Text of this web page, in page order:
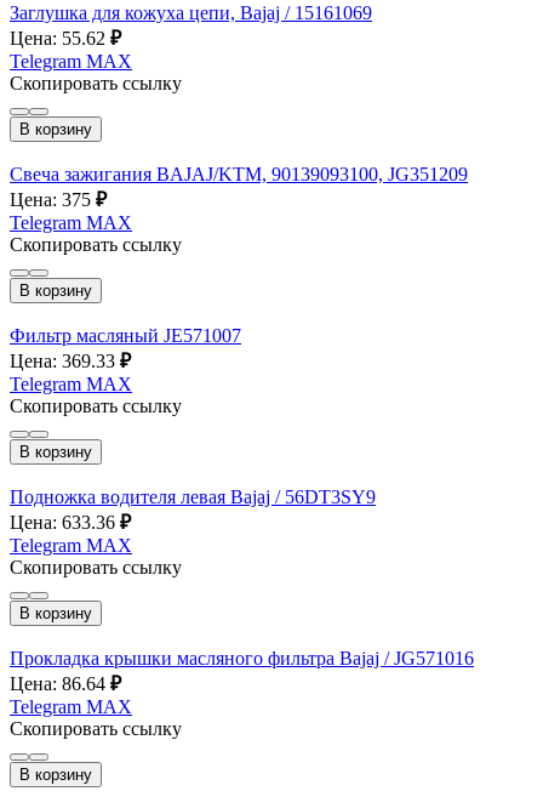
Заглушка для кожуха цепи, Bajaj / 15161069
Цена: 55.62 ₽
Telegram MAX
Скопировать ссылку
В корзину
Свеча зажигания BAJAJ/KTM, 90139093100, JG351209
Цена: 375 ₽
Telegram MAX
Скопировать ссылку
В корзину
Фильтр масляный JE571007
Цена: 369.33 ₽
Telegram MAX
Скопировать ссылку
В корзину
Подножка водителя левая Bajaj / 56DT3SY9
Цена: 633.36 ₽
Telegram MAX
Скопировать ссылку
В корзину
Прокладка крышки масляного фильтра Bajaj / JG571016
Цена: 86.64 ₽
Telegram MAX
Скопировать ссылку
В корзину